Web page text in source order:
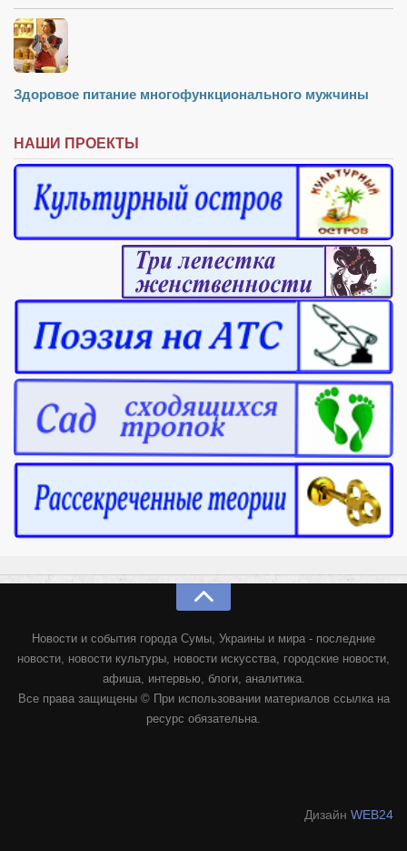
Здоровое питание многофункционального мужчины
НАШИ ПРОЕКТЫ
Новости и события города Сумы, Украины и мира - последние
новости, новости культуры, новости искусства, городские новости,
афиша, интервью, блоги, аналитика.
Все права защищены © При использовании материалов ссылка на
ресурс обязательна.
Дизайн WEB24